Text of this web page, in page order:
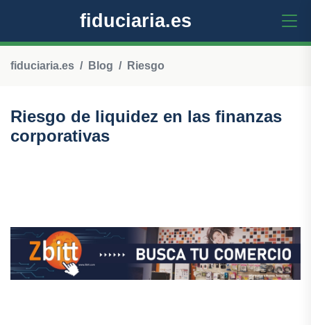
fiduciaria.es
fiduciaria.es Blog Riesgo
Riesgo de liquidez en las finanzas
corporativas